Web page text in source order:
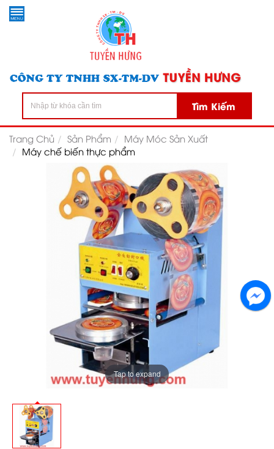
Tìm Kiếm
Trang Chủ Sản Phẩm
Máy Móc Sản Xuất
Máy chế biến thực phẩm
Tap to expand